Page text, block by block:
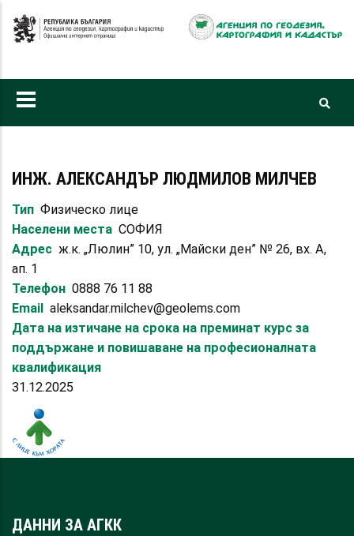
към
ИНЖ. АЛЕКСАНДЪР ЛЮДМИЛОВ МИЛЧЕВ
Тип Физическо лице
Населени места СОФИЯ
Адрес ж.к. „Люлин” 10, ул. „Майски ден” № 26, вх. А,
ап. 1
Телефон 0888 76 11 88
Email
aleksandar.milchev@geolems.com
Дата на изтичане на срока на преминат курс за
поддържане и повишаване на професионалната
квалификация
31.12.2025
ДАННИ ЗА АГКК